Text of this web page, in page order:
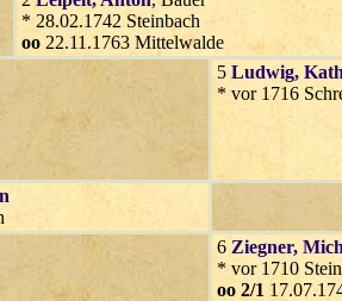
* 28.02.1742 Steinbach
oo 22.11.1763 Mittelwalde
5 Ludwig,
* vor 1716
6 Ziegner,
* vor 1710
oo 2/1